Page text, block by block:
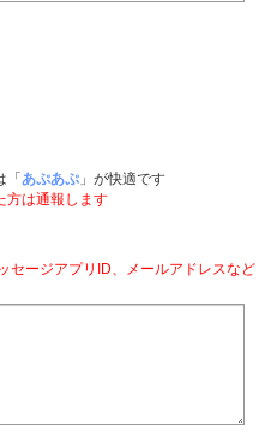
あぷあぷ 」が快適です
方は通報します
ージアプリID、メールアドレスなど